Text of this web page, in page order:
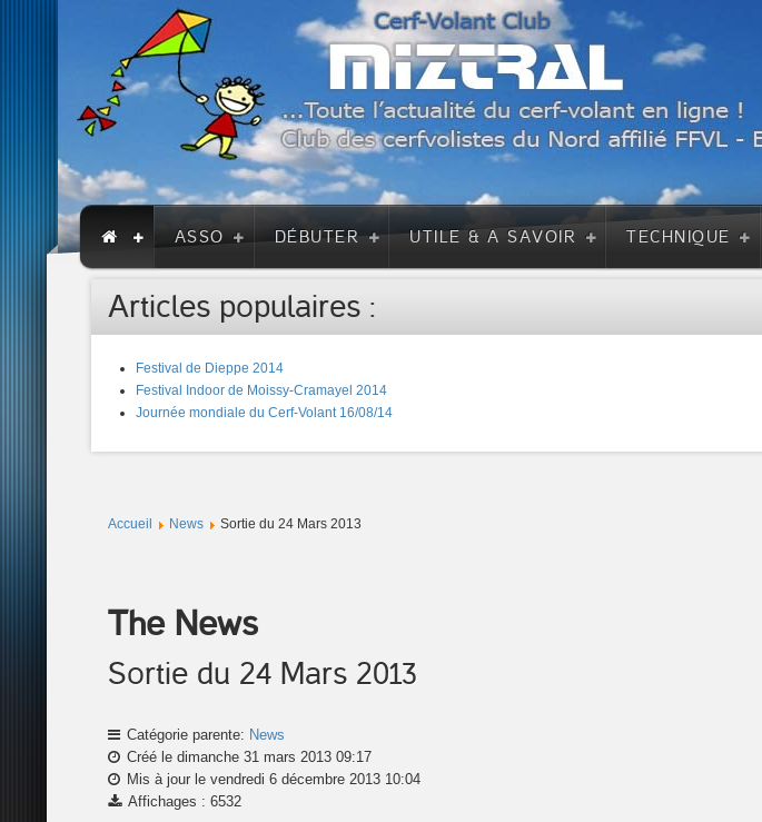
ASSO DÉBUTER UTILE & A SAVOIR TECHNIQUE
Articles populaires :
Festival de Dieppe 2014
Festival Indoor de Moissy-Cramayel 2014
Journée mondiale du Cerf-Volant 16/08/14
Accueil News Sortie du 24 Mars 2013
The News
Sortie du 24 Mars 2013
Catégorie parente: News
Créé le dimanche 31 mars 2013 09:17
Mis à jour le vendredi 6 décembre 2013 10:04
Affichages : 6532